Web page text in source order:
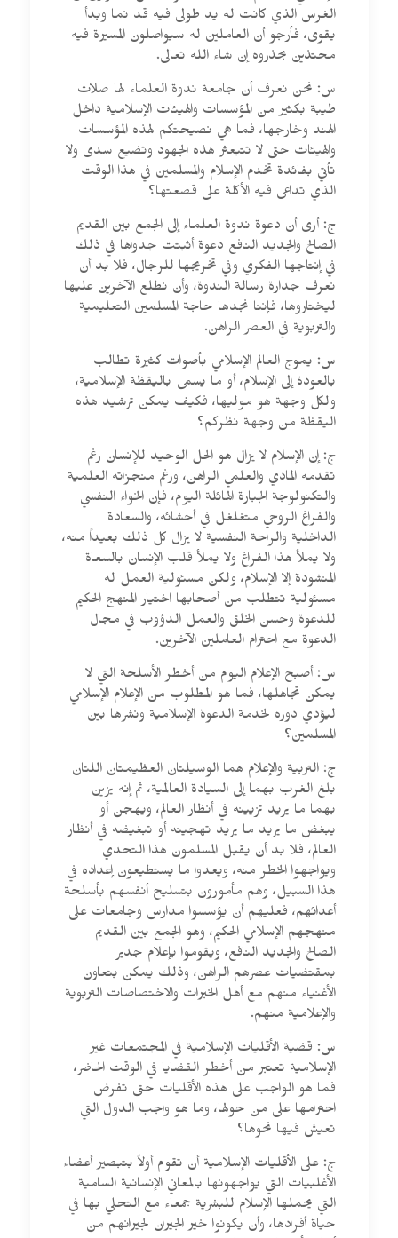
الغرس الذي كانت له يد طولى فيه قد نما وبدأ
يقوى، فأرجو أن العاملين له سيواصلون المسيرة فيه
محتذين بحذروه إن شاء الله تعالى.
س: نحن نعرف أن جامعة ندوة العلماء لها صلات
طيبة بكثير من المؤسسات والهيئات الإسلامية داخل
الهند وخارجها، فما هي نصيحتكم لهذه المؤسسات
والهيئات حتى لا تتبعثر هذه الجهود وتضيع سدى ولا
تأتي بفائدة تخدم الإسلام والمسلمين في هذا الوقت
الذي تداعى فيه الأكلة على قصعتها؟
ج: أرى أن دعوة ندوة العلماء إلى الجمع بين القديم
الصالح والجديد النافع دعوة أثبتت جدواها في ذلك
في إنتاجها الفكري وفي تخريجها للرجال، فلا بد أن
نعرف جدارة رسالة الندوة، وأن نطلع الآخرين عليها
ليختاروها، فإننا نجدها حاجة المسلمين التعليمية
والتربوية في العصر الراهن.
س: يموج العالم الإسلامي بأصوات كثيرة تطالب
بالعودة إلى الإسلام، أو ما يسمى باليقظة الإسلامية،
ولكل وجهة هو موليها، فكيف يمكن ترشيد هذه
اليقظة من وجهة نظركم؟
ج: إن الإسلام لا يزال هو الحل الوحيد للإنسان رغم
تقدمه المادي والعلمي الراهن، ورغم منجزاته العلمية
والتكنولوجة الجبارة الهائلة اليوم، فإن الخواء النفسي
والفراغ الروحي متغلغل في أحشائه، والسعادة
الداخلية والراحة النفسية لا يزال كل ذلك بعيداً منه،
ولا يملأ هذا الفراغ ولا يملأ قلب الإنسان بالسعاة
المنشودة إلا الإسلام، ولكن مسئولية العمل له
مسئولية تتطلب من أصحابها اختيار المنهج الحكيم
للدعوة وحسن الخلق والعمل الدؤوب في مجال
الدعوة مع احترام العاملين الآخرين.
س: أصبح الإعلام اليوم من أخطر الأسلحة التي لا
يمكن تجاهلها، فما هو المطلوب من الإعلام الإسلامي
ليؤدي دوره لخدمة الدعوة الإسلامية ونشرها بين
المسلمين؟
ج: التربية والإعلام هما الوسيلتان العظيمتان اللتان
بلغ الغرب بهما إلى السيادة العالمية، ثم إنه يزين
بهما ما يريد تزيينه في أنظار العالم، ويهجن أو
يبغض ما يريد ما يريد تهجينه أو تبغيضه في أنظار
العالم، فلا بد أن يقبل المسلمون هذا التحدي
ويواجهوا الخطر منه، ويعدوا ما يستطيعون إعداده في
هذا السبيل، وهم مأمورون بتسليح أنفسهم بأسلحة
أعدائهم، فعليهم أن يؤسسوا مدارس وجامعات على
منهجهم الإسلامي الحكيم، وهو الجمع بين القديم
الصالح والجديد النافع، ويقوموا بإعلام جدير
بمقتضيات عصرهم الراهن، وذلك يمكن بتعاون
الأغنياء منهم مع أهل الخبرات والاختصاصات التربوية
والإعلامية منهم.
س: قضية الأقليات الإسلامية في المجتمعات غير
الإسلامية تعتبر من أخطر القضايا في الوقت الحاضر،
فما هو الواجب على هذه الأقليات حتى تفرض
احترامها على من حولها، وما هو واجب الدول التي
تعيش فيها نحوها؟
ج: على الأقليات الإسلامية أن تقوم أولاً بتبصير أعضاء
الأغلبيات التي يواجهونها بالمعاني الإنسانية السامية
التي يحملها الإسلام للبشرية جمعاء مع التحلي بها في
حياة أفرادها، وأن يكونوا خير الجيران لجيرانهم من